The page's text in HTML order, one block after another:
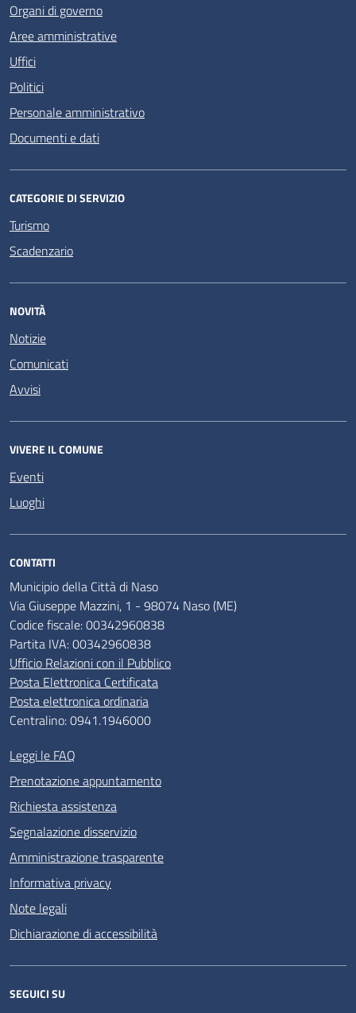
Organi di governo
Aree amministrative
Uffici
Politici
Personale amministrativo
Documenti e dati
CATEGORIE DI SERVIZIO
Turismo
Scadenzario
NOVITÀ
Notizie
Comunicati
Avvisi
VIVERE IL COMUNE
Eventi
Luoghi
CONTATTI
Municipio della Città di Naso
Via Giuseppe Mazzini, 1 - 98074 Naso (ME)
Codice fiscale: 00342960838
Partita IVA: 00342960838
Ufficio Relazioni con il Pubblico
Posta Elettronica Certificata
Posta elettronica ordinaria
Centralino: 0941.1946000
Leggi le FAQ
Prenotazione appuntamento
Richiesta assistenza
Segnalazione disservizio
Amministrazione trasparente
Informativa privacy
Note legali
Dichiarazione di accessibilità
SEGUICI SU